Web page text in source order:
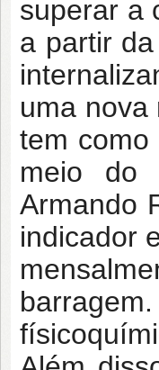
superar a
a partir
uma nova
tem como
meio do
Armando
indicador